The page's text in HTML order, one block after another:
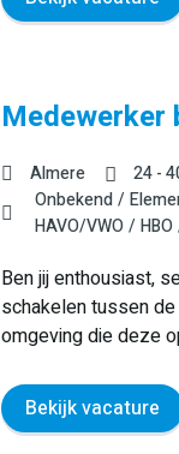
Medewerker
Almere 24 -
Onbekend
HAVO/VWO
HBO
Ben jij enthousiast,
schakelen tussen
omgeving die deze
Bekijk vacature